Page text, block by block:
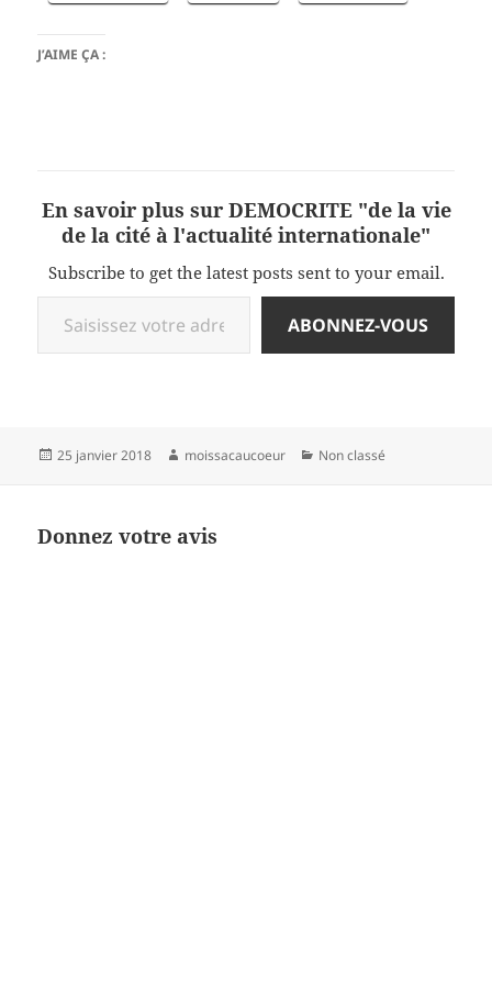
J’AIME ÇA :
En savoir plus sur DEMOCRITE "de la vie
de la cité à l'actualité internationale"
Subscribe to get the latest posts sent to your email.
Saisissez votre adresse e-mail…
ABONNEZ-VOUS
Publié
25 janvier 2018 Auteur
moissacaucoeur Catégories
Non classé
Donnez votre avis